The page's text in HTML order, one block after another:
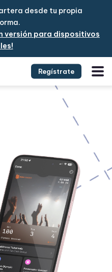
desde tu propia
versión para dispositivos
Regístrate